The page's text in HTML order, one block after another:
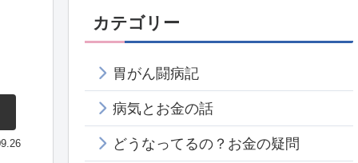
カテゴリー
胃がん闘病記
病気とお金の話
どうなってるの？お金の疑問